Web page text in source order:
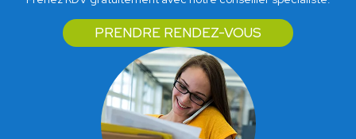
PRENDRE RENDEZ-VOUS